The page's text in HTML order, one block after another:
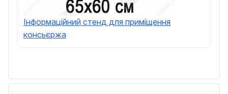
Інформаційний стенд для приміщення
консьєржа